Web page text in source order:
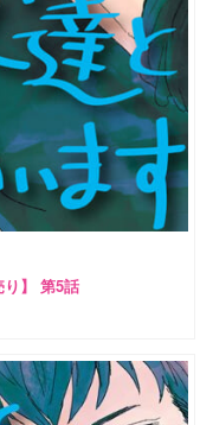
り】 第5話